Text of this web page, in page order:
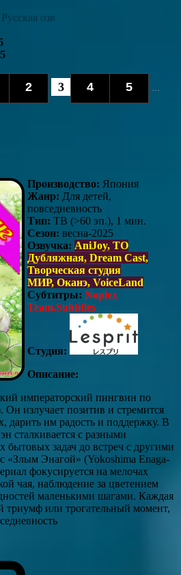
Русская озв
2 3 4 5 ...
Производство: Япония
Жанр: Для детей,
повседневность
Тип: ТВ (>60 эп.), 1 мин.
Сезон: весна-2025
Озвучка: AniJoy, ТО
Дубляжная, Dream Cast,
Творческая студия
МИР, Оканэ, VoiceLand
Субтитры: Noplex
Team.Subtitles
Студия:
Описание:
императорский пингвин по
излучает позитив и стремится
дарить им радость и поддержку. В
сталкивается с разными
задач до встреч с другими
«Злым Энагой» (Yokoshima Enaga-
фокусируется на мелочах
чая, наблюдение за цветением
маленькими шагами. Каждая
триумф или трогательный момент,